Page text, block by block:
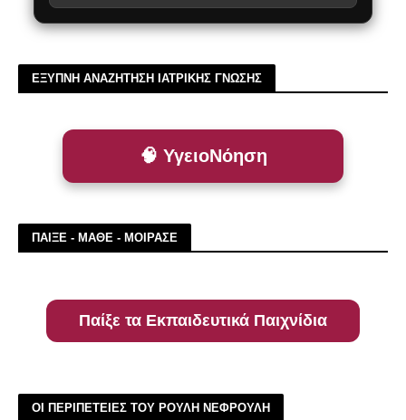
ΕΞΥΠΝΗ ΑΝΑΖΗΤΗΣΗ ΙΑΤΡΙΚΗΣ ΓΝΩΣΗΣ
🧠 ΥγειοΝόηση
ΠΑΙΞΕ - ΜΑΘΕ - ΜΟΙΡΑΣΕ
Παίξε τα Εκπαιδευτικά Παιχνίδια
ΟΙ ΠΕΡΙΠΕΤΕΙΕΣ ΤΟΥ ΡΟΥΛΗ ΝΕΦΡΟΥΛΗ